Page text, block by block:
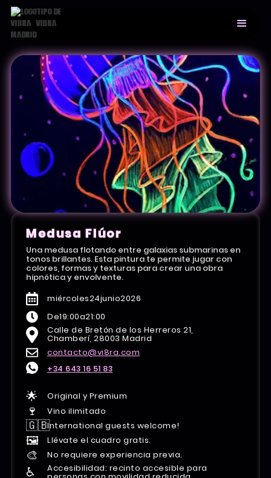
Medusa Flúor
Una medusa flotando entre galaxias submarinas en
tonos brillantes. Esta pintura te permite jugar con
colores, formas y texturas para crear una obra
hipnótica y envolvente.
miércoles24junio2026
De19:00a21:00
Calle de Bretón de los Herreros 21,
Chamberí, 28003 Madrid
contacto@vi8ra.com
+34 643 16 51 83
🌟 Original y Premium
🍷 Vino ilimitado
🇬🇧International guests welcome!
🖼️ Llévate el cuadro gratis.
🎨 No requiere experiencia previa.
♿️ Accesibilidad: recinto accesible para